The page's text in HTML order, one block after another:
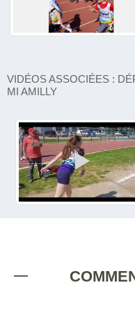
VIDÉOS ASSOCIÉES :
MI AMILLY